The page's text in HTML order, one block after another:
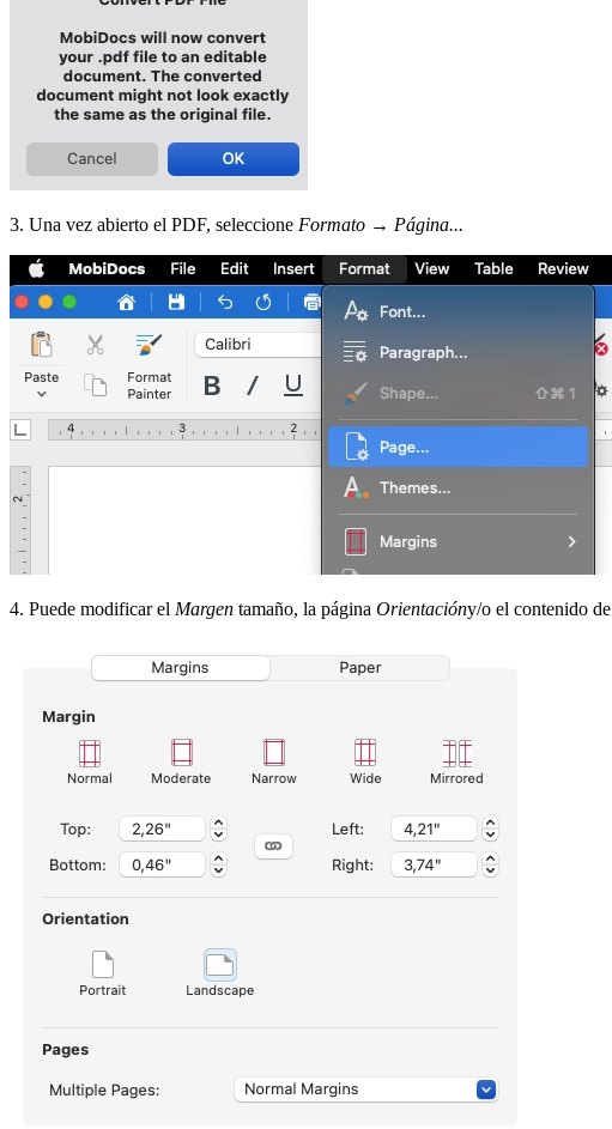
3. Una vez abierto el PDF, seleccione Formato → Página...
4. Puede modificar el Margen tamaño, la página Orientacióny/o el contenido de